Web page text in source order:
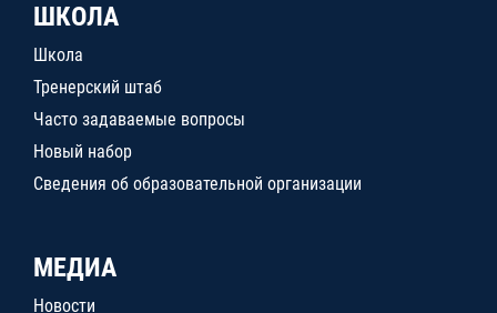
ШКОЛА
Школа
Тренерский штаб
Часто задаваемые вопросы
Новый набор
Сведения об образовательной организации
МЕДИА
Новости